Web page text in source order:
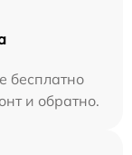
бесплатно
и обратно.